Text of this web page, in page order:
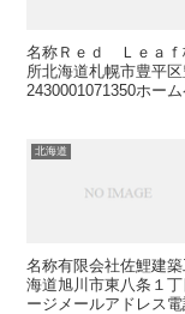
名称Ｒｅｄ Ｌｅａｆ
所北海道札幌市豊平
2430001071350ホー
北海道
名称有限会社佐鯉建
海道旭川市東八条１
ージメールアドレス